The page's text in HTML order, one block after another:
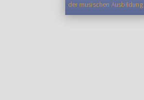
der musischen Ausbildung